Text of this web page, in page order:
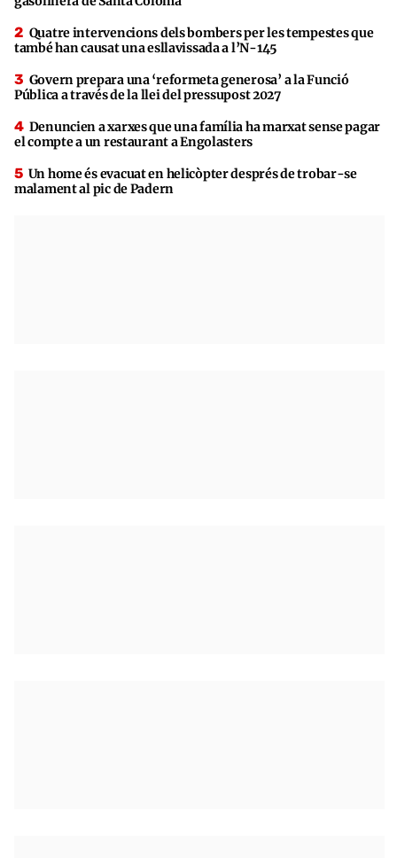
Quatre intervencions dels bombers per les tempestes que
també han causat una esllavissada a l’N-145
Govern prepara una ‘reformeta generosa’ a la Funció
Pública a través de la llei del pressupost 2027
Denuncien a xarxes que una família ha marxat sense pagar
el compte a un restaurant a Engolasters
Un home és evacuat en helicòpter després de trobar-se
malament al pic de Padern